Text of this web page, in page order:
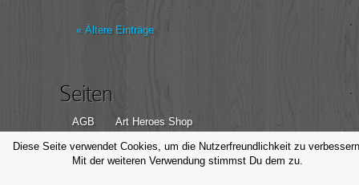
« Ältere Einträge
Seiten
AGB
Art Heroes Shop
Datenschutzerklärung
Disclaimer
Impressum
Kontakt
Diese Seite verwendet Cookies, um die Nutzerfreundlichkeit zu
Mit der weiteren Verwendung stimmst Du dem zu.